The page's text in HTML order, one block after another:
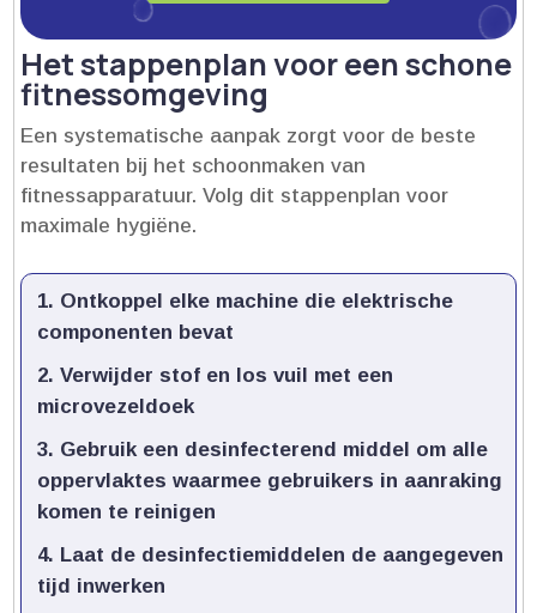
Het stappenplan voor een schone
fitnessomgeving
Een systematische aanpak zorgt voor de beste
resultaten bij het schoonmaken van
fitnessapparatuur.​ Volg dit stappenplan voor
maximale hygiëne.​
Ontkoppel elke machine die elektrische
componenten bevat
Verwijder stof en los vuil met een
microvezeldoek
Gebruik een desinfecterend middel om alle
oppervlaktes waarmee gebruikers in aanraking
komen te reinigen
Laat de desinfectiemiddelen de aangegeven
tijd inwerken